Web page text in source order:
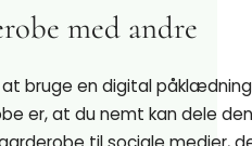
med andre
bruge en digital
er, at du nemt kan dele